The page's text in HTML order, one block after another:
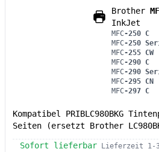
Brother
InkJet
MFC-250 C
MFC-250
MFC-255 CW
MFC-290 C
MFC-290
MFC-295 CN
MFC-297 C
Kompatibel PRIBLC980BKG
Seiten (ersetzt Brother
Sofort lieferbar Lieferzeit 1-3